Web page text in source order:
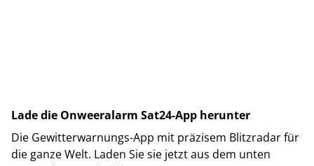
Lade die Onweeralarm Sat24-App herunter
Die Gewitterwarnungs-App mit präzisem Blitzradar für
die ganze Welt. Laden Sie sie jetzt aus dem unten